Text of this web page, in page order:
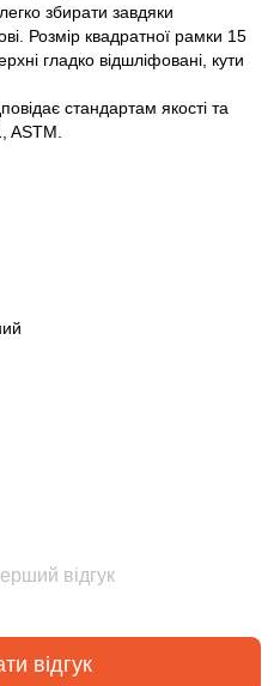
збирати завдяки
Розмір квадратної рамки 15
гладко відшліфовані, кути
стандартам якості та
ASTM.
відгук
відгук